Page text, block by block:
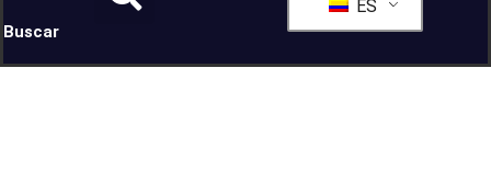
Buscar
ES